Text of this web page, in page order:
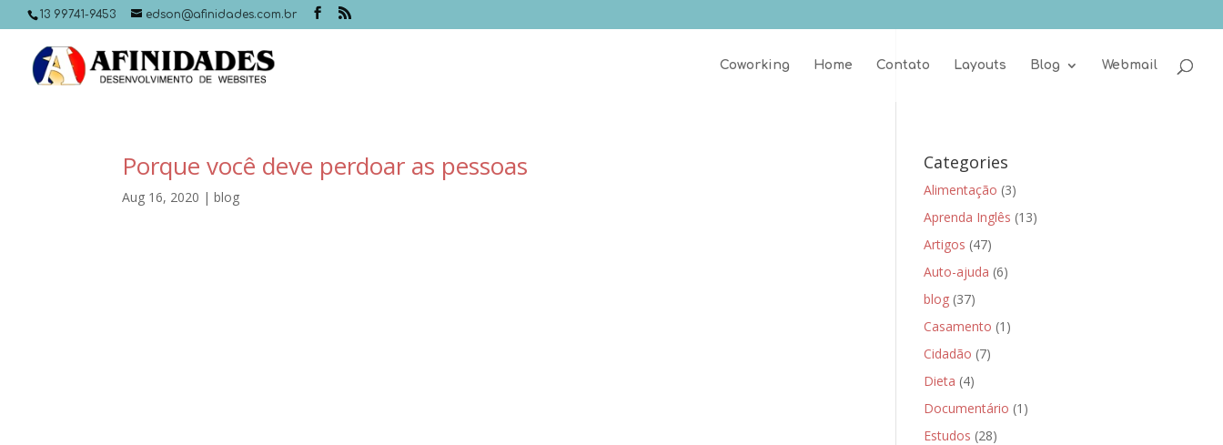
13 99741-9453 edson@afinidades.com.br
Coworking Home Contato Layouts Blog Webmail
Porque você deve perdoar as pessoas
Aug 16, 2020 |blog
Categories
Alimentação (3)
Aprenda Inglês (13)
Artigos (47)
Auto-ajuda (6)
blog (37)
Casamento (1)
Cidadão (7)
Dieta (4)
Documentário (1)
Estudos (28)